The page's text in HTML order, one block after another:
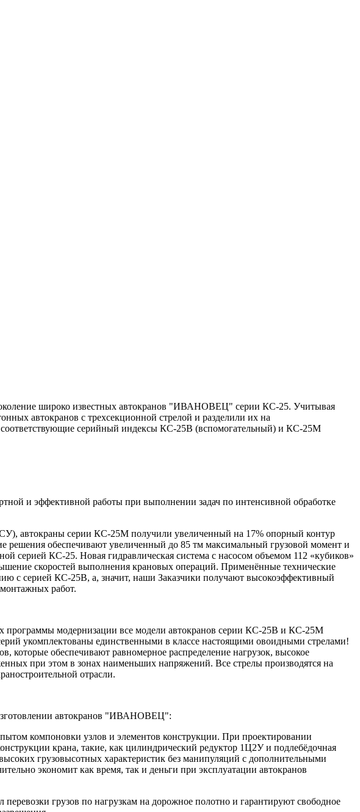
широко известных автокранов "ИВАНОВЕЦ" серии КС-25. Учитывая
автокранов с трехсекционной стрелой и разделили их на
серийный индексы КС-25В (вспомогательный) и КС-25М
и эффективной работы при выполнении задач по интенсивной обработке
автокраны серии КС-25М получили увеличенный на 17% опорный контур
решения обеспечивают увеличенный до 85 тм максимальный грузовой момент и
серией КС-25. Новая гидравлическая система с насосом объемом 112 «кубиков»
скоростей выполнения крановых операций. Применённые технические
с серией КС-25В, а, значит, наши Заказчики получают высокоэффективный
работ.
программы модернизации все модели автокранов серии КС-25В и КС-25М
укомплектованы единственными в классе настоящими овоидными стрелами!
которые обеспечивают равномерное распределение нагрузок, высокое
при этом в зонах наименьших напряжений. Все стрелы производятся на
отрасли.
автокранов "ИВАНОВЕЦ":
компоновки узлов и элементов конструкции. При проектировании
крана, такие, как цилиндрический редуктор 1Ц2У и подлебёдочная
грузовысотных характеристик без манипуляций с дополнительными
экономит как время, так и деньги при эксплуатации автокранов
грузов по нагрузкам на дорожное полотно и гарантируют свободное